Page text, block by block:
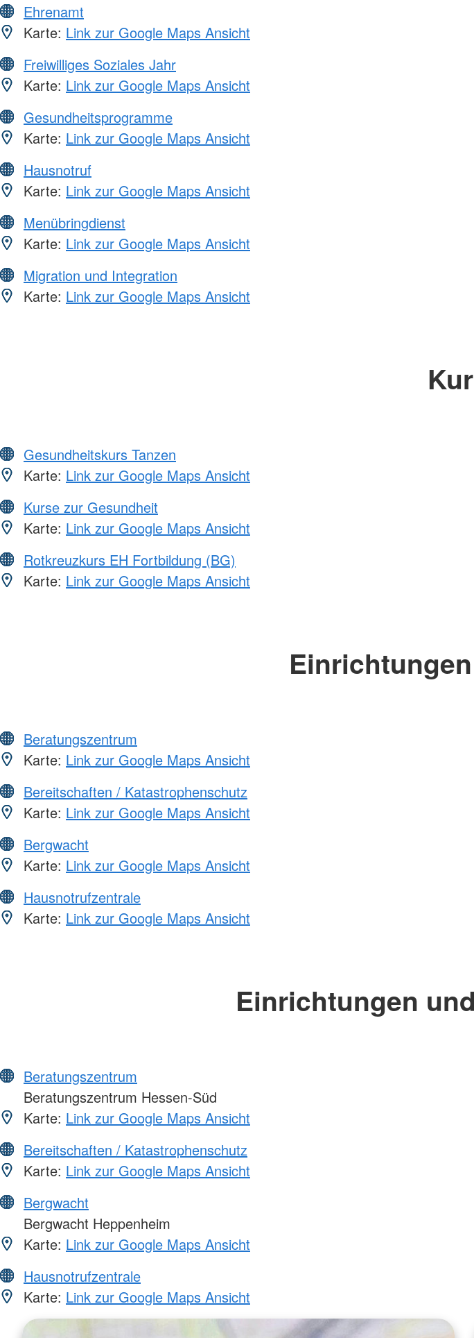
Ehrenamt
Karte: Link zur Google Maps Ansicht
Freiwilliges Soziales Jahr
Karte: Link zur Google Maps Ansicht
Gesundheitsprogramme
Karte: Link zur Google Maps Ansicht
Hausnotruf
Karte: Link zur Google Maps Ansicht
Menübringdienst
Karte: Link zur Google Maps Ansicht
Migration und Integration
Karte: Link zur Google Maps Ansicht
Gesundheitskurs Tanzen
Karte: Link zur Google Maps Ansicht
Kurse zur Gesundheit
Karte: Link zur Google Maps Ansicht
Rotkreuzkurs EH Fortbildung (BG)
Karte: Link zur Google Maps Ansicht
Beratungszentrum
Karte: Link zur Google Maps Ansicht
Bereitschaften / Katastrophenschutz
Karte: Link zur Google Maps Ansicht
Bergwacht
Karte: Link zur Google Maps Ansicht
Hausnotrufzentrale
Karte: Link zur Google Maps Ansicht
Einrichtungen
Beratungszentrum
Beratungszentrum Hessen-Süd
Karte: Link zur Google Maps Ansicht
Bereitschaften / Katastrophenschutz
Karte: Link zur Google Maps Ansicht
Bergwacht
Bergwacht Heppenheim
Karte: Link zur Google Maps Ansicht
Hausnotrufzentrale
Karte: Link zur Google Maps Ansicht